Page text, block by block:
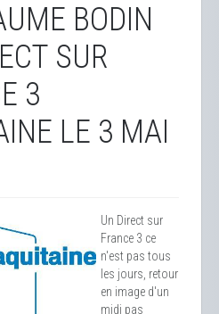
BODIN
SUR
3
LE 3 MAI
Un Direct sur
France 3 ce
n'est pas tous
les jours, retour
en image d'un
midi pas